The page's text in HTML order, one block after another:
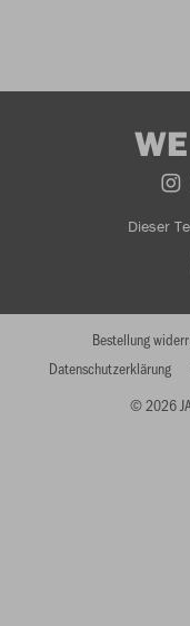
Dieser
© 2026
Bestellung
Datenschutzerklärung